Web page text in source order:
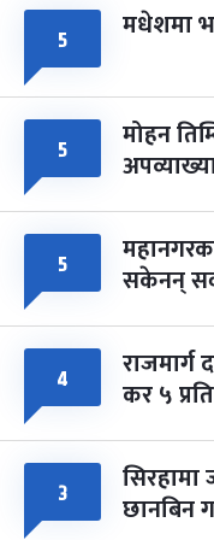
५ मधेशमा
५ मोहन
५ सकेनन्
४ राजमार्ग
कर ५
३ सिरहामा
छानबिन